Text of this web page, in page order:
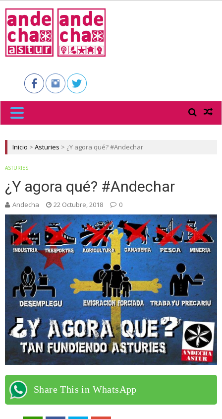
ASTUR
Inicio > Asturies > ¿Y agora qué? #Andechar
ASTURIES
¿Y agora qué? #Andechar
Andecha 22 Octubre, 2018 0
Share This in WhatsApp